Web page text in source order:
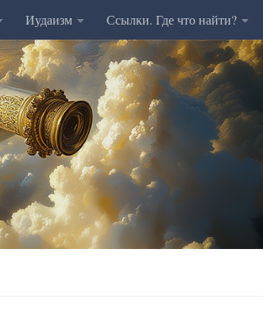
Иудаизм Ссылки. Где что найти?